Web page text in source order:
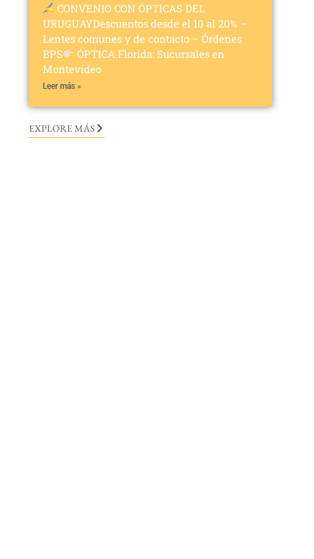
CONVENIO CON ÓPTICAS DEL
URUGUAYDescuentos desde el 10 al 20% –
Lentes comunes y de contacto – Órdenes
BPS
ÓPTICA Florida: Sucursales en
Montevideo
Leer más »
EXPLORE MÁS